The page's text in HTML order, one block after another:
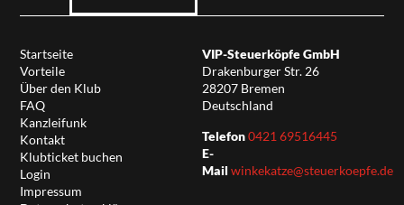
Startseite
Vorteile
Über den Klub
FAQ
Kanzleifunk
Kontakt
Klubticket buchen
Login
Impressum
VIP-Steuerköpfe GmbH
Drakenburger Str. 26
28207 Bremen
Deutschland
Telefon0421 69516445
E-
Mail winkekatze@steuerkoepfe.de